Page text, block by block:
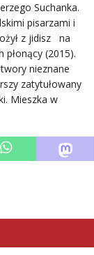
Suchanka.
pisarzami i
z jidisz na
(2015).
nieznane
zatytułowany
Mieszka w